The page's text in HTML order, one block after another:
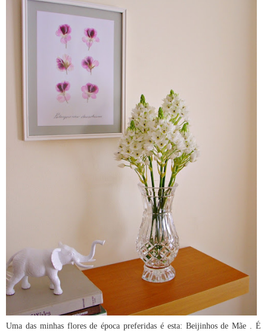
Uma das minhas flores de época preferidas é esta: Beijinhos de Mãe . É